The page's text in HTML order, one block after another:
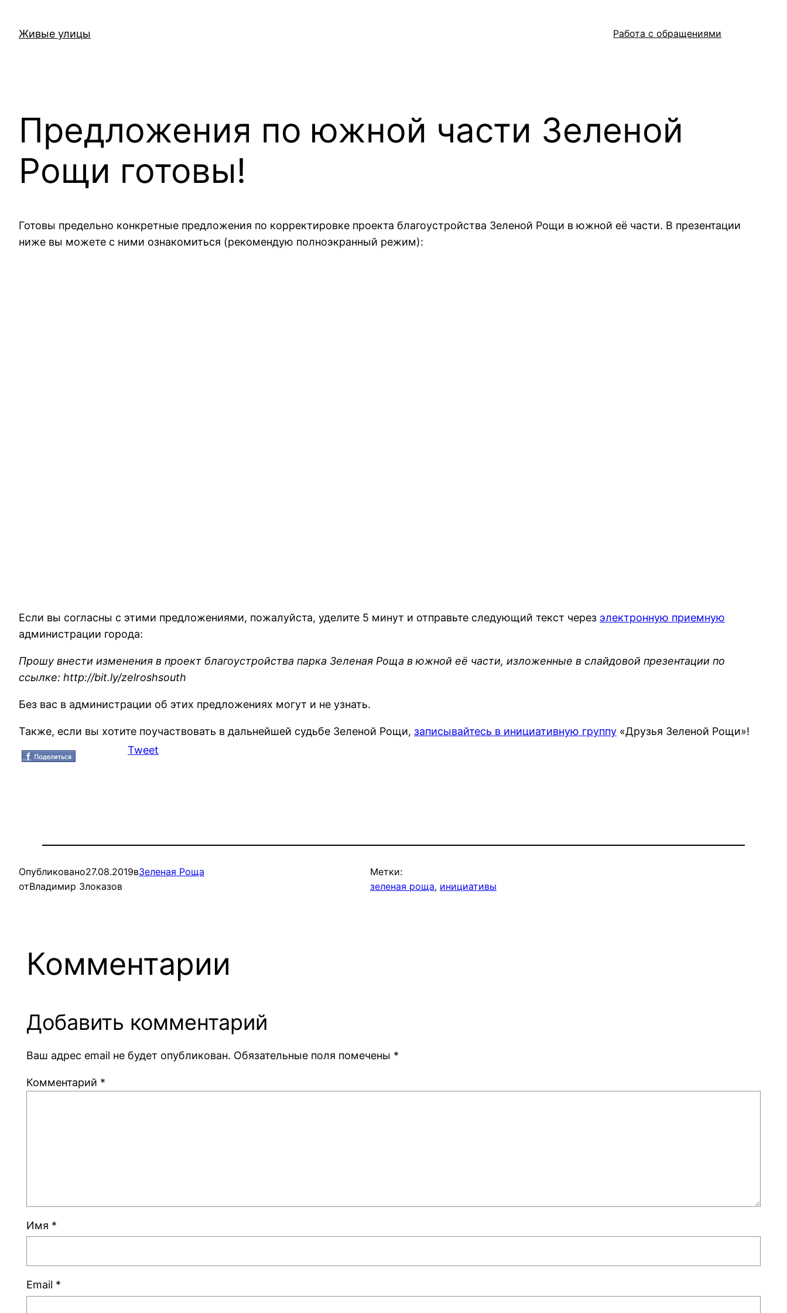
содержимому
Живые улицы Работа с обращениями
Предложения по южной части Зеленой
Рощи готовы!
Готовы предельно конкретные предложения по корректировке проекта благоустройства Зеленой Рощи в южной её части. В презентации
ниже вы можете с ними ознакомиться (рекомендую полноэкранный режим):
Если вы согласны с этими предложениями, пожалуйста, уделите 5 минут и отправьте следующий текст через электронную приемную
администрации города:
Прошу внести изменения в проект благоустройства парка Зеленая Роща в южной её части, изложенные в слайдовой презентации по
ссылке: http://bit.ly/zelroshsouth
Без вас в администрации об этих предложениях могут и не узнать.
Также, если вы хотите поучаствовать в дальнейшей судьбе Зеленой Рощи, записывайтесь в инициативную группу «Друзья Зеленой Рощи»!
Tweet
Опубликовано27.08.2019вЗеленая Роща
отВладимир Злоказов
Метки:
зеленая роща, инициативы
Комментарии
Добавить комментарий
Ваш адрес email не будет опубликован. Обязательные поля помечены *
Комментарий *
Имя *
Email *